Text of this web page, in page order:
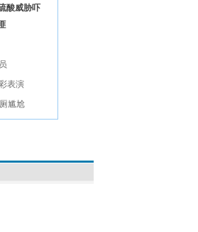
酸威胁吓
表演
尴尬